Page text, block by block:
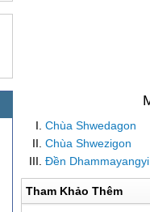
Chùa Shwedagon
Chùa Shwezigon
Đền Dhammayangyi
Tham Khảo Thêm